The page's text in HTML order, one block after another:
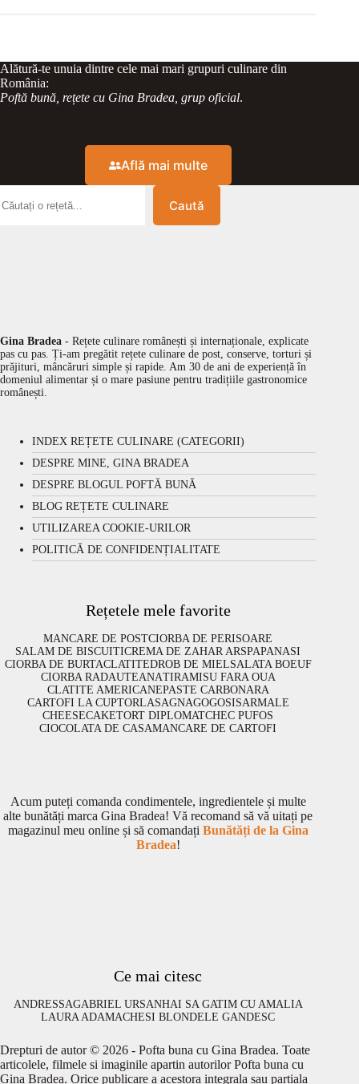
Alătură-te unuia dintre cele mai mari grupuri culinare din
România:
Poftă bună, rețete cu Gina Bradea, grup oficial.
Află mai multe
Caută
Gina Bradea - Rețete culinare românești și internaționale, explicate
pas cu pas. Ți-am pregătit rețete culinare de post, conserve, torturi și
prăjituri, mâncăruri simple și rapide. Am 30 de ani de experiență în
domeniul alimentar și o mare pasiune pentru tradițiile gastronomice
românești.
INDEX REȚETE CULINARE (CATEGORII)
DESPRE MINE, GINA BRADEA
DESPRE BLOGUL POFTĂ BUNĂ
BLOG REȚETE CULINARE
UTILIZAREA COOKIE-URILOR
POLITICĂ DE CONFIDENȚIALITATE
Rețetele mele favorite
MANCARE DE POSTCIORBA DE PERISOARE
SALAM DE BISCUITICREMA DE ZAHAR ARSPAPANASI
CIORBA DE BURTACLATITEDROB DE MIELSALATA BOEUF
CIORBA RADAUTEANATIRAMISU FARA OUA
CLATITE AMERICANEPASTE CARBONARA
CARTOFI LA CUPTORLASAGNAGOGOSISARMALE
CHEESECAKETORT DIPLOMATCHEC PUFOS
CIOCOLATA DE CASAMANCARE DE CARTOFI
Acum puteți comanda condimentele, ingredientele și multe
alte bunătăți marca Gina Bradea! Vă recomand să vă uitați pe
magazinul meu online și să comandați Bunătăți de la Gina
Bradea!
Ce mai citesc
ANDRESSAGABRIEL URSANHAI SA GATIM CU AMALIA
LAURA ADAMACHESI BLONDELE GANDESC
Drepturi de autor © 2026 - Pofta buna cu Gina Bradea. Toate
articolele, filmele si imaginile apartin autorilor Pofta buna cu
Gina Bradea. Orice publicare a acestora integrala sau partiala